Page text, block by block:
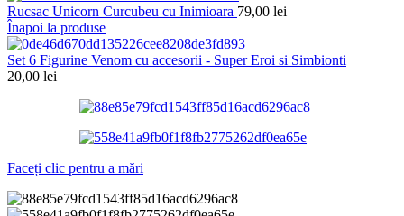
Rucsac Unicorn Curcubeu cu Inimioara 79,00 lei
Înapoi la produse
Set 6 Figurine Venom cu accesorii - Super Eroi si Simbionti
20,00 lei
Faceți clic pentru a mări